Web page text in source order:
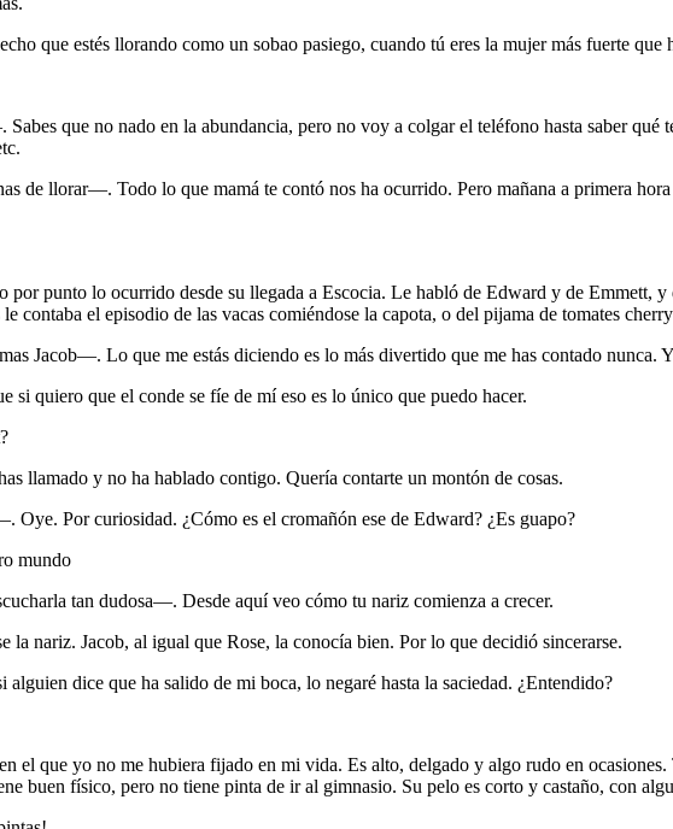
que estés llorando como un sobao pasiego, cuando tú eres la mujer más fuerte que
que no nado en la abundancia, pero no voy a colgar el teléfono hasta saber qué
de llorar—. Todo lo que mamá te contó nos ha ocurrido. Pero mañana a primera
por punto lo ocurrido desde su llegada a Escocia. Le habló de Edward y de Emmett,
contaba el episodio de las vacas comiéndose la capota, o del pijama de tomates
Jacob—. Lo que me estás diciendo es lo más divertido que me has contado nunca.
quiero que el conde se fíe de mí eso es lo único que puedo hacer.
llamado y no ha hablado contigo. Quería contarte un montón de cosas.
Por curiosidad. ¿Cómo es el cromañón ese de Edward? ¿Es guapo?
mundo
tan dudosa—. Desde aquí veo cómo tu nariz comienza a crecer.
la nariz. Jacob, al igual que Rose, la conocía bien. Por lo que decidió sincerarse.
dice que ha salido de mi boca, lo negaré hasta la saciedad. ¿Entendido?
el que yo no me hubiera fijado en mi vida. Es alto, delgado y algo rudo en ocasiones.
buen físico, pero no tiene pinta de ir al gimnasio. Su pelo es corto y castaño, con